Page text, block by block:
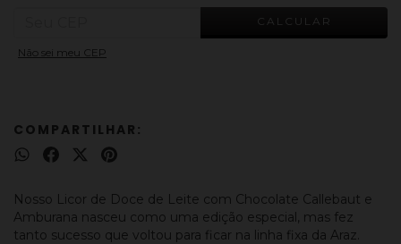
CALCULAR
Não sei meu CEP
COMPARTILHAR:
Nosso Licor de Doce de Leite com Chocolate Callebaut e
Amburana nasceu como uma edição especial, mas fez
tanto sucesso que voltou para ficar na linha fixa da Araz.